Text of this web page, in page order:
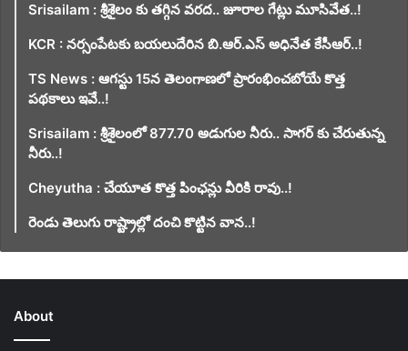
Srisailam : శ్రీశైలం కు తగ్గిన వరద.. జూరాల గేట్లు మూసివేత..!
KCR : నర్సంపేటకు బయలుదేరిన బి.ఆర్.ఎస్ అధినేత కేసీఆర్..!
TS News : ఆగస్టు 15న తెలంగాణలో ప్రారంభించబోయే కొత్త
పథకాలు ఇవే..!
Srisailam : శ్రీశైలంలో 877.70 అడుగుల నీరు.. సాగర్ కు చేరుతున్న
నీరు..!
Cheyutha : చేయూత కొత్త పింఛన్లు వీరికి రావు..!
రెండు తెలుగు రాష్ట్రాల్లో దంచి కొట్టిన వాన..!
About